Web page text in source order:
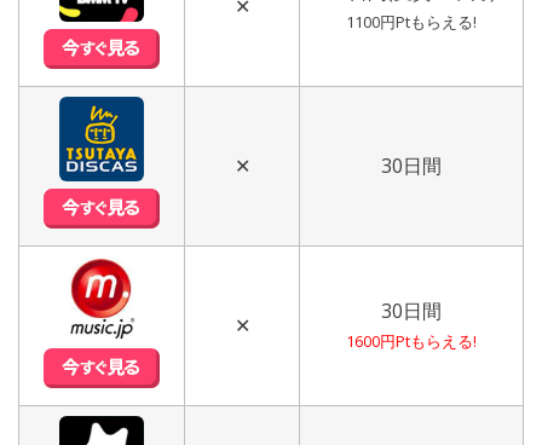
✕
1100円Ptもらえる!
✕ 30日間
✕
30日間
1600円Ptもらえる!